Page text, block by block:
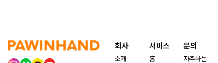
회사
소개
서비스
홈
문의
자주하는